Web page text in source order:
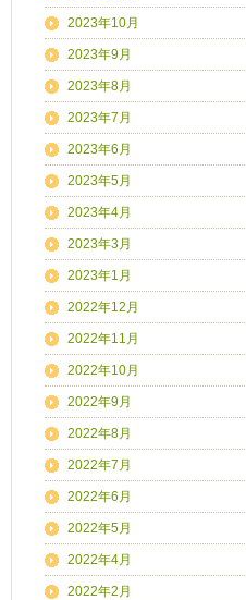
2023年10月
2023年9月
2023年8月
2023年7月
2023年6月
2023年5月
2023年4月
2023年3月
2023年1月
2022年12月
2022年11月
2022年10月
2022年9月
2022年8月
2022年7月
2022年6月
2022年5月
2022年4月
2022年2月